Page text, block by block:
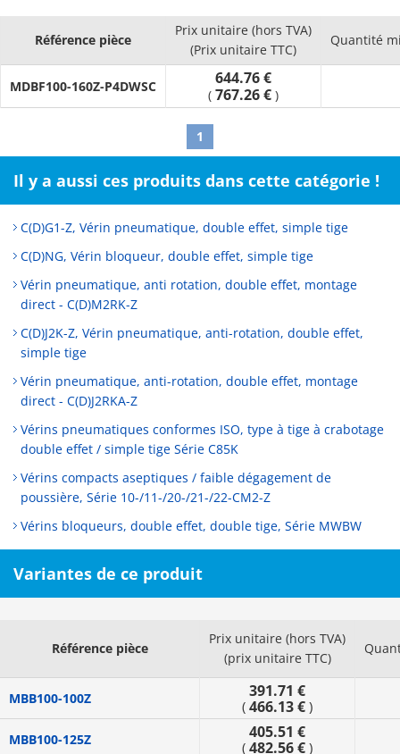
Référence pièce
Prix unitaire (hors TVA)
(Prix unitaire TTC)
Quantité
MDBF100-160Z-P4DWSC 644.76 €
( 767.26 € )
1
Il y a aussi ces produits dans cette catégorie !
C(D)G1-Z, Vérin pneumatique, double effet, simple tige
C(D)NG, Vérin bloqueur, double effet, simple tige
Vérin pneumatique, anti rotation, double effet, montage
direct - C(D)M2RK-Z
C(D)J2K-Z, Vérin pneumatique, anti-rotation, double effet,
simple tige
Vérin pneumatique, anti-rotation, double effet, montage
direct - C(D)J2RKA-Z
Vérins pneumatiques conformes ISO, type à tige à crabotage
double effet / simple tige Série C85K
Vérins compacts aseptiques / faible dégagement de
poussière, Série 10-/11-/20-/21-/22-CM2-Z
Vérins bloqueurs, double effet, double tige, Série MWBW
Variantes de ce produit
Référence pièce
Prix unitaire (hors TVA)
(prix unitaire TTC)
MBB100-100Z 391.71 €
( 466.13 € )
MBB100-125Z 405.51 €
( 482.56 € )